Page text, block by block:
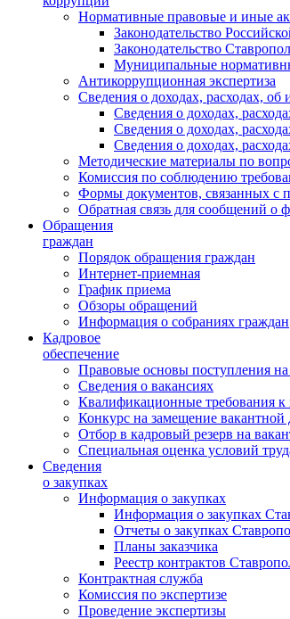
Нормативные правовые и иные
Законодательство
Законодательство
Муниципальные
Антикоррупционная экспертиза
Сведения о доходах, расходах, об
Сведения о доходах,
Сведения о доходах,
Сведения о доходах,
Методические материалы по
Комиссия по соблюдению
Формы документов, связанных с
Обратная связь для сообщений о
Обращения
граждан
Порядок обращения граждан
Интернет-приемная
График приема
Обзоры обращений
Информация о собраниях граждан
Кадровое
обеспечение
Правовые основы поступления
Сведения о вакансиях
Квалификационные требования к
Конкурс на замещение
Отбор в кадровый резерв на
Специальная оценка условий
Сведения
о закупках
Информация о закупках
Информация о закупках
Отчеты о закупках
Планы заказчика
Реестр контрактов
Контрактная служба
Комиссия по экспертизе
Проведение экспертизы